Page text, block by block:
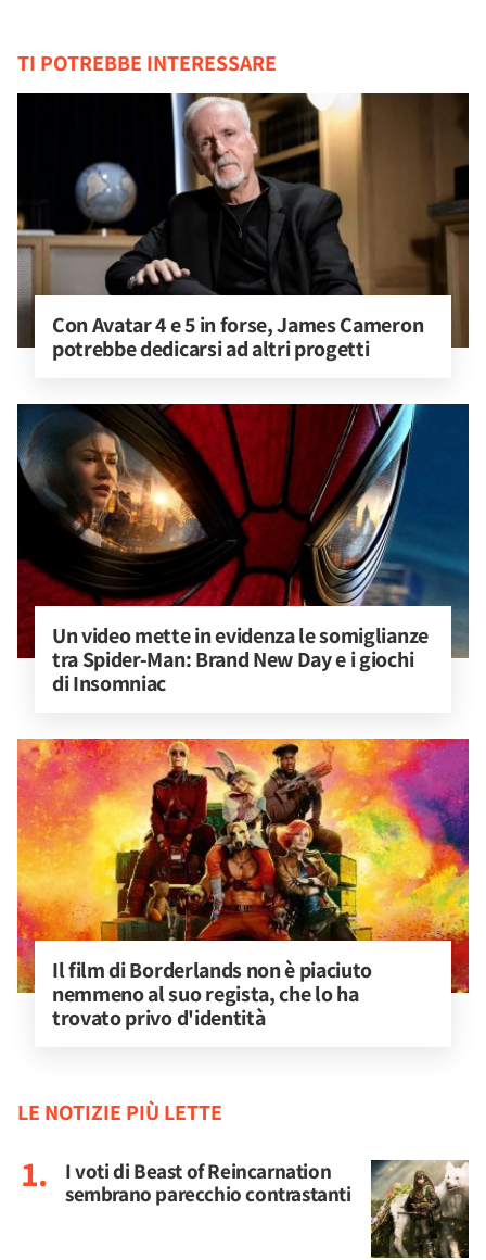
TI POTREBBE INTERESSARE
Con Avatar 4 e 5 in forse, James Cameron
potrebbe dedicarsi ad altri progetti
Un video mette in evidenza le somiglianze
tra Spider-Man: Brand New Day e i giochi
di Insomniac
Il film di Borderlands non è piaciuto
nemmeno al suo regista, che lo ha
trovato privo d'identità
LE NOTIZIE PIÙ LETTE
I voti di Beast of Reincarnation
sembrano parecchio contrastanti